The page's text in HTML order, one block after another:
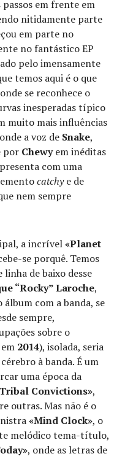
em frente em
nitidamente parte
em parte no
no fantástico EP
pelo imensamente
temos aqui é o que
se reconhece o
inesperadas típico
muito mais influências
a voz de Snake,
por Chewyem inéditas
com uma
catchye de
nem sempre
a incrível«Planet
se porquê. Temos
de baixo desse
“Rocky” Laroche,
álbum com a banda, se
sempre,
sobre o
em 2014), isolada, seria
à banda. É um
uma época da
Convictions»,
outras. Mas não é o
«Mind Clock», o
melódico tema-título,
, onde as letras de